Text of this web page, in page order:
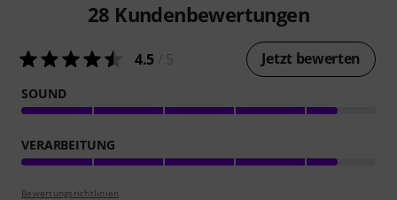
28 Kundenbewertungen
4.5 Jetzt bewerten
SOUND
VERARBEITUNG
Bewertungsrichtlinien